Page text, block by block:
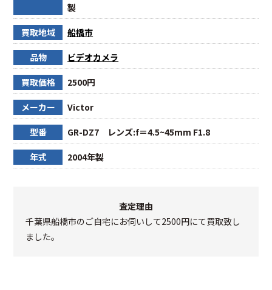
製
買取地域 船橋市
品物 ビデオカメラ
買取価格 2500円
メーカー Victor
型番 GR-DZ7 レンズ:f＝4.5~45mm F1.8
年式 2004年製
査定理由
千葉県船橋市のご自宅にお伺いして2500円にて買取致し
ました。